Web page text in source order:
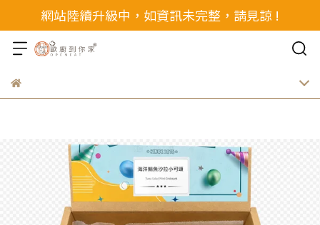
網站陸續升級中，如資訊未完整，請見諒 !